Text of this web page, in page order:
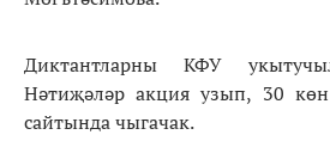
Диктантларны КФУ
Нәтиҗәләр акция узып, 30
сайтында чыгачак.